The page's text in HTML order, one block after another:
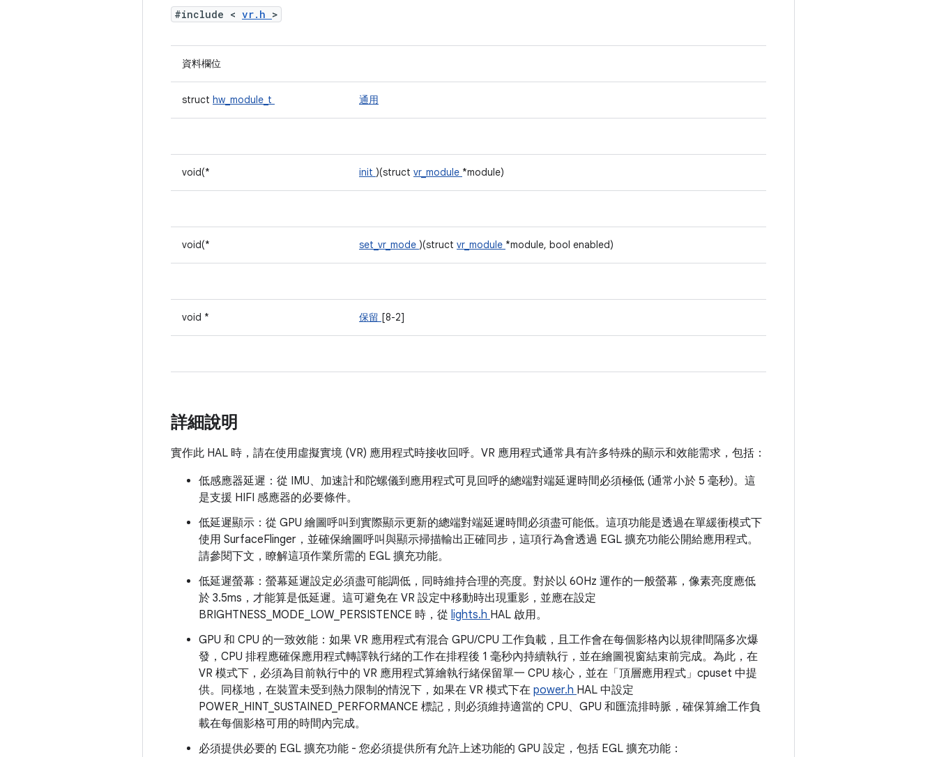
#include < vr.h >
資料欄位
struct hw_module_t 通用
void(* init )(struct vr_module *module)
void(* set_vr_mode )(struct vr_module *module, bool enabled)
void * 保留 [8-2]
詳細說明
實作此 HAL 時，請在使用虛擬實境 (VR) 應用程式時接收回呼。VR 應用程式通常具有許多特殊的顯示和效能需求，包括：
低感應器延遲：從 IMU、加速計和陀螺儀到應用程式可見回呼的總端對端延遲時間必須極低 (通常小於 5 毫秒)。這
是支援 HIFI 感應器的必要條件。
低延遲顯示：從 GPU 繪圖呼叫到實際顯示更新的總端對端延遲時間必須盡可能低。這項功能是透過在單緩衝模式下
使用 SurfaceFlinger，並確保繪圖呼叫與顯示掃描輸出正確同步，這項行為會透過 EGL 擴充功能公開給應用程式。
請參閱下文，瞭解這項作業所需的 EGL 擴充功能。
低延遲螢幕：螢幕延遲設定必須盡可能調低，同時維持合理的亮度。對於以 60Hz 運作的一般螢幕，像素亮度應低
於 3.5ms，才能算是低延遲。這可避免在 VR 設定中移動時出現重影，並應在設定
BRIGHTNESS_MODE_LOW_PERSISTENCE 時，從 lights.h HAL 啟用。
GPU 和 CPU 的一致效能：如果 VR 應用程式有混合 GPU/CPU 工作負載，且工作會在每個影格內以規律間隔多次爆
發，CPU 排程應確保應用程式轉譯執行緒的工作在排程後 1 毫秒內持續執行，並在繪圖視窗結束前完成。為此，在
VR 模式下，必須為目前執行中的 VR 應用程式算繪執行緒保留單一 CPU 核心，並在「頂層應用程式」cpuset 中提
供。同樣地，在裝置未受到熱力限制的情況下，如果在 VR 模式下在 power.h HAL 中設定
POWER_HINT_SUSTAINED_PERFORMANCE 標記，則必須維持適當的 CPU、GPU 和匯流排時脈，確保算繪工作負
載在每個影格可用的時間內完成。
必須提供必要的 EGL 擴充功能 - 您必須提供所有允許上述功能的 GPU 設定，包括 EGL 擴充功能：